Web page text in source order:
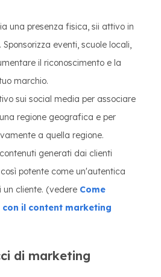
una presenza fisica, sii attivo in
eventi, scuole locali,
il riconoscimento e la
marchio.
sui social media per associare
regione geografica e per
a quella regione.
generati dai clienti
potente come un'autentica
cliente. (vedere Come
il content marketing
di marketing